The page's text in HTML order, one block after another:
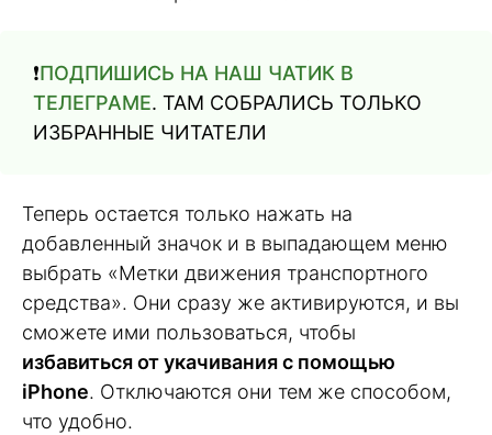
❗️ПОДПИШИСЬ НА НАШ ЧАТИК В
ТЕЛЕГРАМЕ. ТАМ СОБРАЛИСЬ ТОЛЬКО
ИЗБРАННЫЕ ЧИТАТЕЛИ
Теперь остается только нажать на
добавленный значок и в выпадающем меню
выбрать «Метки движения транспортного
средства». Они сразу же активируются, и вы
сможете ими пользоваться, чтобы
избавиться от укачивания с помощью
iPhone. Отключаются они тем же способом,
что удобно.